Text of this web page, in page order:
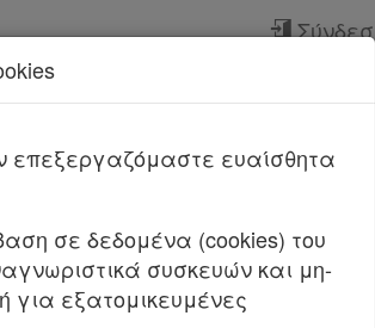
επεξεργαζόμαστε ευαίσθητα
σε δεδομένα (cookies) του
συσκευών και μη-
για εξατομικευμένες